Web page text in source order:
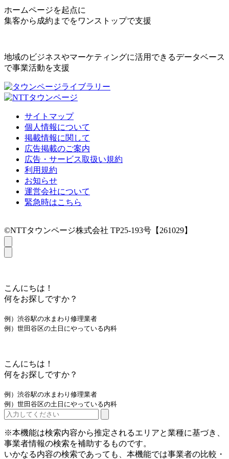
ホームページを起点に
集客から成約までをワンストップで支援
地域のビジネスやマーケティングに活用できるデータベース
で事業活動を支援
サイトマップ
個人情報について
掲載情報に関して
広告掲載のご案内
広告・サービス取扱い規約
利用規約
お知らせ
運営会社について
緊急時はこちら
©NTTタウンページ株式会社 TP25-193号【261029】
こんにちは！
何をお探しですか？
例）渋谷駅の水まわり修理業者
例）世田谷区の土日にやっている内科
こんにちは！
何をお探しですか？
例）渋谷駅の水まわり修理業者
例）世田谷区の土日にやっている内科
※本機能は検索内容から推定されるエリアと業種に基づき、
事業者情報の検索を補助するものです。
いかなる内容の検索であっても、本機能では事業者の比較・